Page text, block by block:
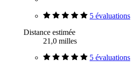
5 évaluations
Distance estimée
21,0 milles
5 évaluations